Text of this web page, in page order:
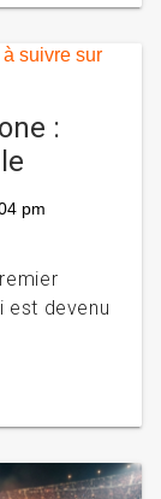
:
pm
est devenu